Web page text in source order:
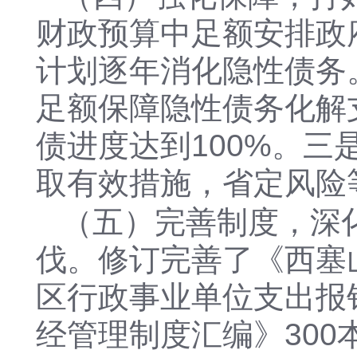
财政预算中足额安排
计划逐年消化隐性债
足额保障隐性债务化
债进度达到100%。 三
取有效措施，省定风
（五）完善制度，
伐。修订完善了《西
区行政事业单位支出
经管理制度汇编》300